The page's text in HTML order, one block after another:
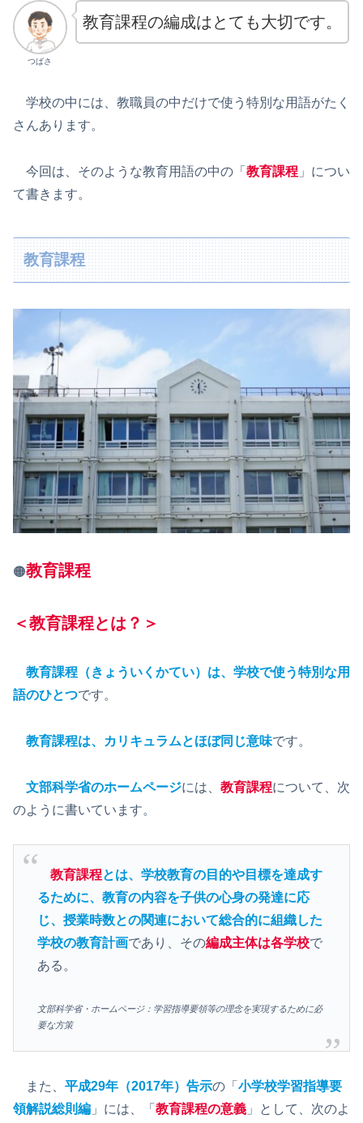
つばさ
教育課程の編成はとても大切です。
学校の中には、教職員の中だけで使う特別な用語がたく
さんあります。
今回は、そのような教育用語の中の「 教育課程 」につい
て書きます。
教育課程
🟠教育課程
＜教育課程とは？＞
教育課程（きょういくかてい）は、学校で使う特別な用
語のひとつです。
教育課程は、カリキュラムとほぼ同じ意味です。
文部科学省のホームページには、 教育課程について、次
のように書いています。
教育課程とは、学校教育の目的や目標を達成す
るために、教育の内容を子供の心身の発達に応
じ、授業時数との関連において総合的に組織した
学校の教育計画であり、その編成主体は各学校で
ある。
文部科学省・ホームページ：学習指導要領等の理念を実現するために必
要な方策
また、 平成29年（2017年）告示の「 小学校学習指導要
領解説総則編 」には、「 教育課程の意義 」として、次のよ